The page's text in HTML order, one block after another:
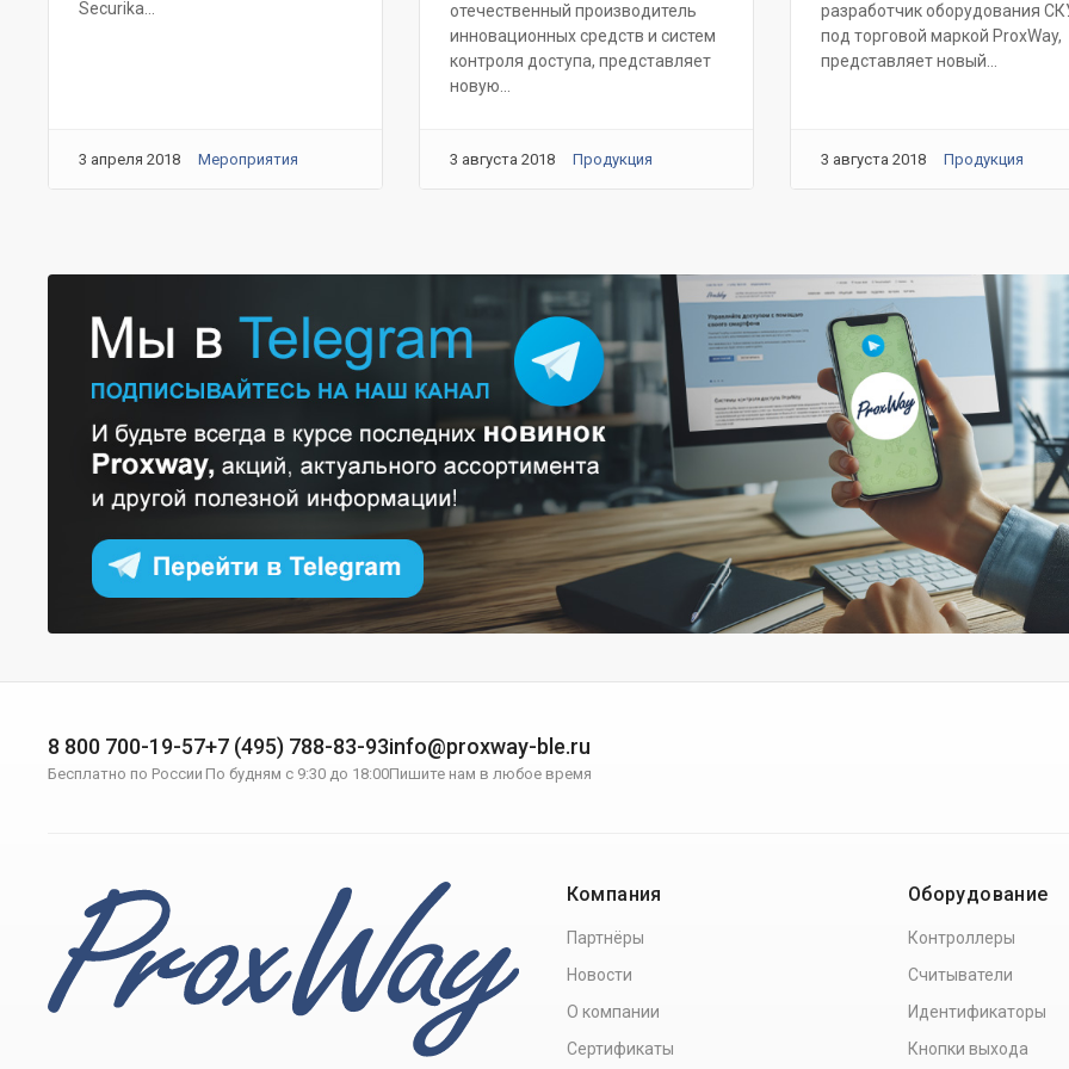
Securika...
3 апреля 2018 Мероприятия
отечественный производитель
инновационных средств и систем
контроля доступа, представляет
новую...
3 августа 2018 Продукция
разработчик оборудования
под торговой маркой ProxWay,
представляет новый...
3 августа 2018 Продукция
8 800 700-19-57
Бесплатно по России
+7 (495) 788-83-93
По будням с 9:30 до 18:00
info@proxway-ble.ru
Пишите нам в любое время
Компания
Партнёры
Новости
О компании
Сертификаты
Оборудование
Контроллеры
Считыватели
Идентификаторы
Кнопки выхода